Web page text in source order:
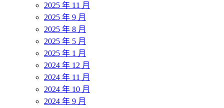
2025 年 11 月
2025 年 9 月
2025 年 8 月
2025 年 5 月
2025 年 1 月
2024 年 12 月
2024 年 11 月
2024 年 10 月
2024 年 9 月